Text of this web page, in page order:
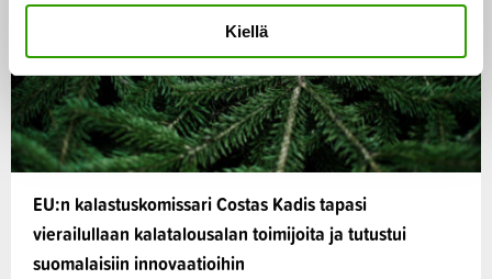
Kiellä
EU:n kalastuskomissari Costas Kadis tapasi
vierailullaan kalatalousalan toimijoita ja tutustui
suomalaisiin innovaatioihin